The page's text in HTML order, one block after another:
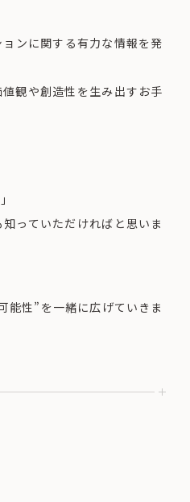
ンに関する有力な情報を発
観や創造性を生み出すお手
っていただければと思いま
能性”を一緒に広げていきま